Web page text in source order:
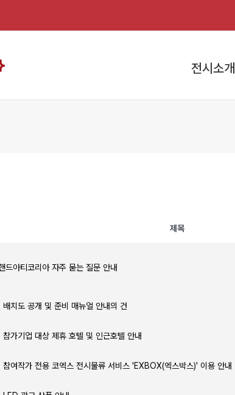
전시소개
제목
아티코리아 자주 묻는 질문 안내
치도 공개 및 준비 매뉴얼 안내의 건
가기업 대상 제휴 호텔 및 인근호텔 안내
여작가 전용 코엑스 전시물류 서비스 'EXBOX(엑스박스)' 이용 안내